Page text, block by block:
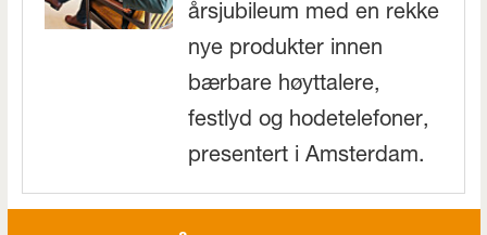
årsjubileum med en rekke
nye produkter innen
bærbare høyttalere,
festlyd og hodetelefoner,
presentert i Amsterdam.